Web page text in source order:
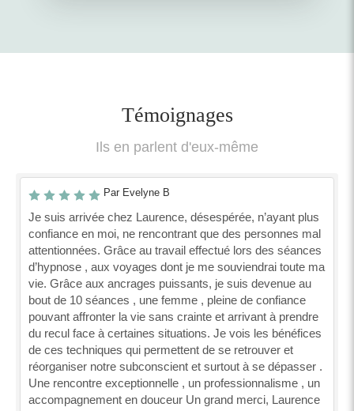
Témoignages
Ils en parlent d'eux-même
Par Evelyne B
Je suis arrivée chez Laurence, désespérée, n’ayant plus
confiance en moi, ne rencontrant que des personnes mal
attentionnées. Grâce au travail effectué lors des séances
d’hypnose , aux voyages dont je me souviendrai toute ma
vie. Grâce aux ancrages puissants, je suis devenue au
bout de 10 séances , une femme , pleine de confiance
pouvant affronter la vie sans crainte et arrivant à prendre
du recul face à certaines situations. Je vois les bénéfices
de ces techniques qui permettent de se retrouver et
réorganiser notre subconscient et surtout à se dépasser .
Une rencontre exceptionnelle , un professionnalisme , un
accompagnement en douceur Un grand merci, Laurence